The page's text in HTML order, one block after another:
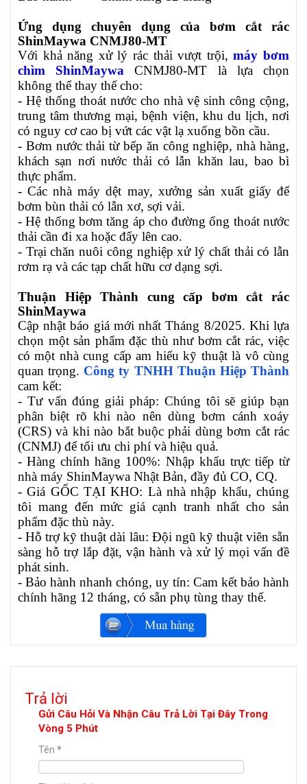
Ứng dụng chuyên dụng của bơm cắt rác
ShinMaywa CNMJ80-MT
Với khả năng xử lý rác thải vượt trội,máy bơm
chìm ShinMaywa CNMJ80-MT là lựa chọn
không thể thay thế cho:
- Hệ thống thoát nước cho nhà vệ sinh công cộng,
trung tâm thương mại, bệnh viện, khu du lịch, nơi
có nguy cơ cao bị vứt các vật lạ xuống bồn cầu.
- Bơm nước thải từ bếp ăn công nghiệp, nhà hàng,
khách sạn nơi nước thải có lẫn khăn lau, bao bì
thực phẩm.
- Các nhà máy dệt may, xưởng sản xuất giấy để
bơm bùn thải có lẫn xơ, sợi vải.
- Hệ thống bơm tăng áp cho đường ống thoát nước
thải cần đi xa hoặc đẩy lên cao.
- Trại chăn nuôi công nghiệp xử lý chất thải có lẫn
rơm rạ và các tạp chất hữu cơ dạng sợi.
Thuận Hiệp Thành cung cấp bơm cắt rác
ShinMaywa
Cập nhật báo giá mới nhất Tháng 8/2025. Khi lựa
chọn một sản phẩm đặc thù như bơm cắt rác, việc
có một nhà cung cấp am hiểu kỹ thuật là vô cùng
quan trọng. Công ty TNHH Thuận Hiệp Thành
cam kết:
- Tư vấn đúng giải pháp: Chúng tôi sẽ giúp bạn
phân biệt rõ khi nào nên dùng bơm cánh xoáy
(CRS) và khi nào bắt buộc phải dùng bơm cắt rác
(CNMJ) để tối ưu chi phí và hiệu quả.
- Hàng chính hãng 100%: Nhập khẩu trực tiếp từ
nhà máy ShinMaywa Nhật Bản, đầy đủ CO, CQ.
- Giá GỐC TẠI KHO: Là nhà nhập khẩu, chúng
tôi mang đến mức giá cạnh tranh nhất cho sản
phẩm đặc thù này.
- Hỗ trợ kỹ thuật dài lâu: Đội ngũ kỹ thuật viên sẵn
sàng hỗ trợ lắp đặt, vận hành và xử lý mọi vấn đề
phát sinh.
- Bảo hành nhanh chóng, uy tín: Cam kết bảo hành
chính hãng 12 tháng, có sẵn phụ tùng thay thế.
Trả lời
Gửi Câu Hỏi Và Nhận Câu Trả Lời Tại Đây Trong
Vòng 5 Phút
Tên *